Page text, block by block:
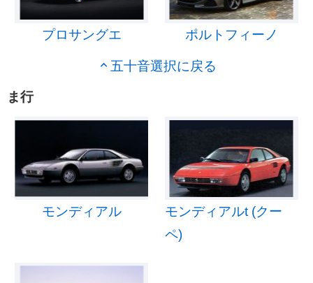
プロサングエ ポルトフィーノ
五十音選択に戻る
ま行
モンディアル
モンディアルt (クー
ペ)